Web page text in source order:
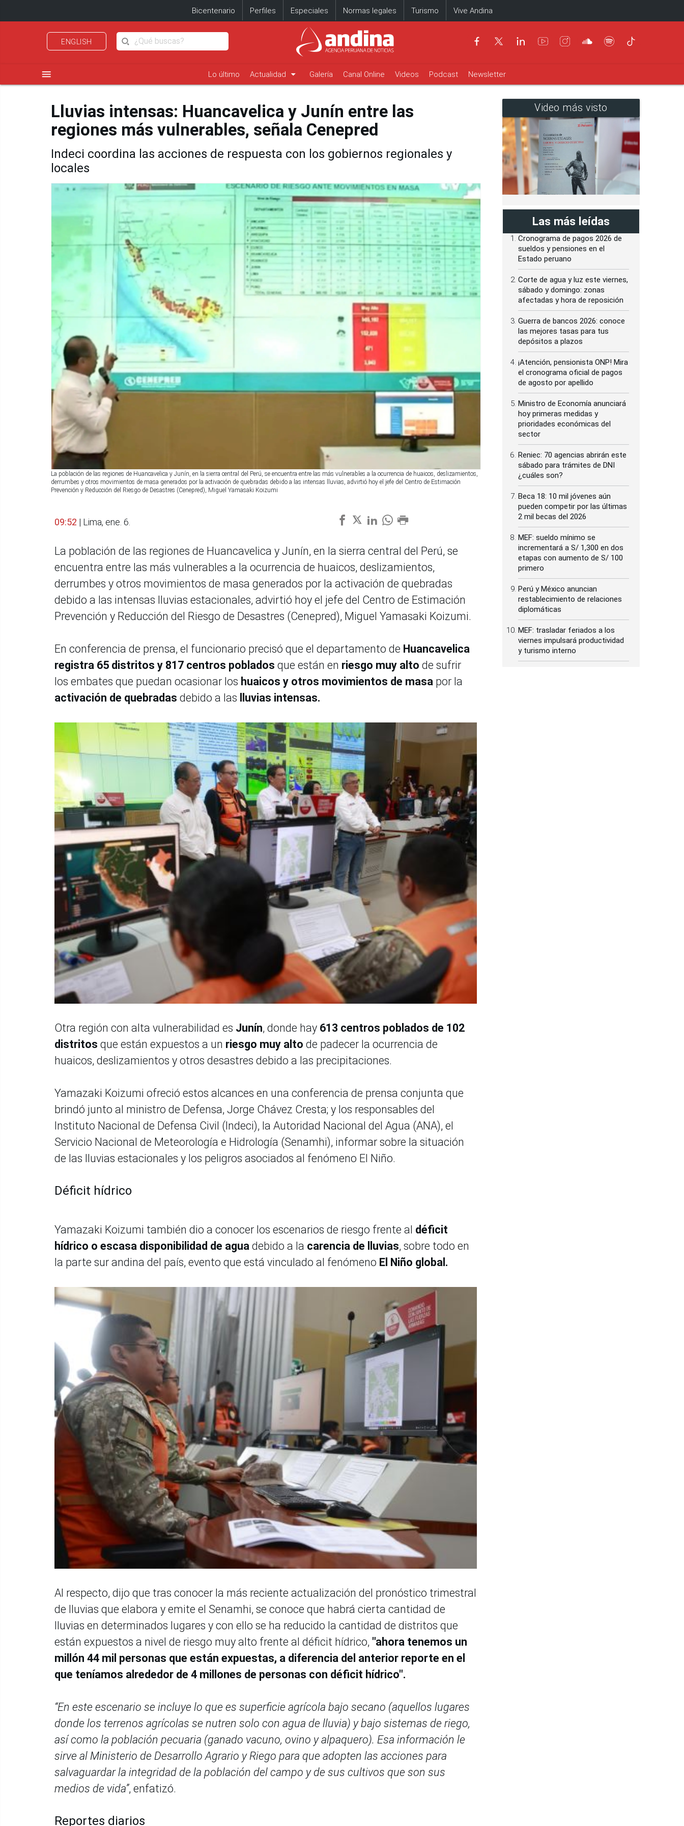
Bicentenario Perfiles Especiales Normas legales Turismo Vive Andina
ENGLISH
menu Lo último Actualidad arrow_drop_down Galería Canal Online Videos Podcast Newsletter
Lluvias intensas: Huancavelica y Junín entre las
regiones más vulnerables, señala Cenepred
Indeci coordina las acciones de respuesta con los gobiernos regionales y
locales
La población de las regiones de Huancavelica y Junín, en la sierra central del Perú, se encuentra entre las más vulnerables a la ocurrencia de huaicos, deslizamientos,
derrumbes y otros movimientos de masa generados por la activación de quebradas debido a las intensas lluvias, advirtió hoy el jefe del Centro de Estimación
Prevención y Reducción del Riesgo de Desastres (Cenepred), Miguel Yamasaki Koizumi
09:52 | Lima, ene. 6.
La población de las regiones de Huancavelica y Junín, en la sierra central del Perú, se
encuentra entre las más vulnerables a la ocurrencia de huaicos, deslizamientos,
derrumbes y otros movimientos de masa generados por la activación de quebradas
debido a las intensas lluvias estacionales, advirtió hoy el jefe del Centro de Estimación
Prevención y Reducción del Riesgo de Desastres (Cenepred), Miguel Yamasaki Koizumi.
En conferencia de prensa, el funcionario precisó que el departamento de Huancavelica
registra 65 distritos y 817 centros poblados que están en riesgo muy alto de sufrir
los embates que puedan ocasionar los huaicos y otros movimientos de masa por la
activación de quebradas debido a las lluvias intensas.
Otra región con alta vulnerabilidad es Junín, donde hay 613 centros poblados de 102
distritos que están expuestos a un riesgo muy alto de padecer la ocurrencia de
huaicos, deslizamientos y otros desastres debido a las precipitaciones.
Yamazaki Koizumi ofreció estos alcances en una conferencia de prensa conjunta que
brindó junto al ministro de Defensa, Jorge Chávez Cresta; y los responsables del
Instituto Nacional de Defensa Civil (Indeci), la Autoridad Nacional del Agua (ANA), el
Servicio Nacional de Meteorología e Hidrología (Senamhi), informar sobre la situación
de las lluvias estacionales y los peligros asociados al fenómeno El Niño.
Déficit hídrico
Yamazaki Koizumi también dio a conocer los escenarios de riesgo frente al déficit
hídrico o escasa disponibilidad de agua debido a la carencia de lluvias, sobre todo en
la parte sur andina del país, evento que está vinculado al fenómeno El Niño global.
Al respecto, dijo que tras conocer la más reciente actualización del pronóstico trimestral
de lluvias que elabora y emite el Senamhi, se conoce que habrá cierta cantidad de
lluvias en determinados lugares y con ello se ha reducido la cantidad de distritos que
están expuestos a nivel de riesgo muy alto frente al déficit hídrico, "ahora tenemos un
millón 44 mil personas que están expuestas, a diferencia del anterior reporte en el
que teníamos alrededor de 4 millones de personas con déficit hídrico".
“En este escenario se incluye lo que es superficie agrícola bajo secano (aquellos lugares
donde los terrenos agrícolas se nutren solo con agua de lluvia) y bajo sistemas de riego,
así como la población pecuaria (ganado vacuno, ovino y alpaquero). Esa información le
sirve al Ministerio de Desarrollo Agrario y Riego para que adopten las acciones para
salvaguardar la integridad de la población del campo y de sus cultivos que son sus
medios de vida”, enfatizó.
Reportes diarios
Video más visto
Las más leídas
Cronograma de pagos 2026 de
sueldos y pensiones en el
Estado peruano
Corte de agua y luz este viernes,
sábado y domingo: zonas
afectadas y hora de reposición
Guerra de bancos 2026: conoce
las mejores tasas para tus
depósitos a plazos
¡Atención, pensionista ONP! Mira
el cronograma oficial de pagos
de agosto por apellido
Ministro de Economía anunciará
hoy primeras medidas y
prioridades económicas del
sector
Reniec: 70 agencias abrirán este
sábado para trámites de DNI
¿cuáles son?
Beca 18: 10 mil jóvenes aún
pueden competir por las últimas
2 mil becas del 2026
MEF: sueldo mínimo se
incrementará a S/ 1,300 en dos
etapas con aumento de S/ 100
primero
Perú y México anuncian
restablecimiento de relaciones
diplomáticas
MEF: trasladar feriados a los
viernes impulsará productividad
y turismo interno